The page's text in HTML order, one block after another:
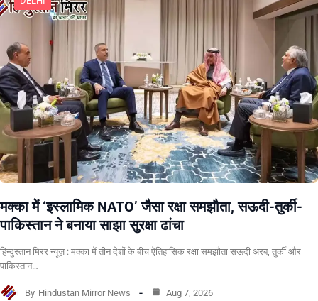
मक्का में ‘इस्लामिक NATO’ जैसा रक्षा समझौता, सऊदी-तुर्की-
पाकिस्तान ने बनाया साझा सुरक्षा ढांचा
हिन्दुस्तान मिरर न्यूज़ : मक्का में तीन देशों के बीच ऐतिहासिक रक्षा समझौता सऊदी अरब, तुर्की और
पाकिस्तान…
By Hindustan Mirror News Aug 7, 2026